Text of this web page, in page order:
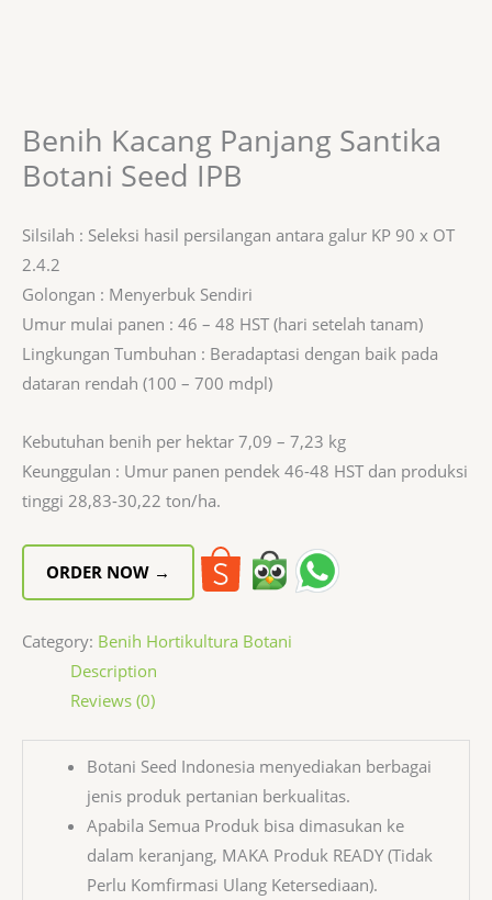
Benih Kacang Panjang Santika
Botani Seed IPB
Silsilah : Seleksi hasil persilangan antara galur KP 90 x OT
2.4.2
Golongan : Menyerbuk Sendiri
Umur mulai panen : 46 – 48 HST (hari setelah tanam)
Lingkungan Tumbuhan : Beradaptasi dengan baik pada
dataran rendah (100 – 700 mdpl)
Kebutuhan benih per hektar 7,09 – 7,23 kg
Keunggulan : Umur panen pendek 46-48 HST dan produksi
tinggi 28,83-30,22 ton/ha.
ORDER NOW →
Category: Benih Hortikultura Botani
Description
Reviews (0)
Botani Seed Indonesia menyediakan berbagai
jenis produk pertanian berkualitas.
Apabila Semua Produk bisa dimasukan ke
dalam keranjang, MAKA Produk READY (Tidak
Perlu Komfirmasi Ulang Ketersediaan).